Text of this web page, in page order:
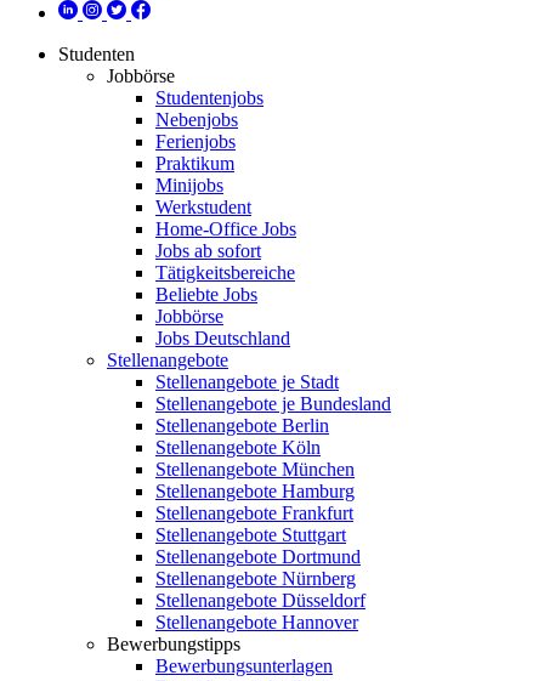
Studenten
Jobbörse
Studentenjobs
Nebenjobs
Ferienjobs
Praktikum
Minijobs
Werkstudent
Home-Office Jobs
Jobs ab sofort
Tätigkeitsbereiche
Beliebte Jobs
Jobbörse
Jobs Deutschland
Stellenangebote
Stellenangebote je Stadt
Stellenangebote je Bundesland
Stellenangebote Berlin
Stellenangebote Köln
Stellenangebote München
Stellenangebote Hamburg
Stellenangebote Frankfurt
Stellenangebote Stuttgart
Stellenangebote Dortmund
Stellenangebote Nürnberg
Stellenangebote Düsseldorf
Stellenangebote Hannover
Bewerbungstipps
Bewerbungsunterlagen